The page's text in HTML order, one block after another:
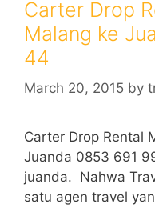
Carter Drop
Malang ke
44
March 20, 2015 by
Carter Drop Rental
Juanda 0853 691
juanda. Nahwa
satu agen travel